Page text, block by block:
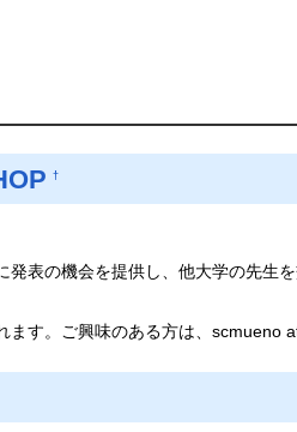
†
表の機会を提供し、他大学の先生
す。ご興味のある方は、scmueno